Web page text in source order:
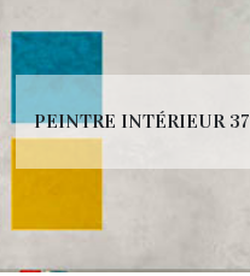
PEINTRE INTÉRIEUR 37